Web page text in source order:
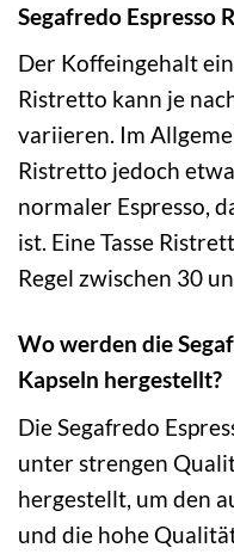
Segafredo Espresso
Der Koffeingehalt
Ristretto kann je
variieren. Im
Ristretto jedoch
normaler Espresso,
ist. Eine Tasse
Regel zwischen 30
Wo werden die
Kapseln hergestellt?
Die Segafredo
unter strengen
hergestellt, um den
und die hohe